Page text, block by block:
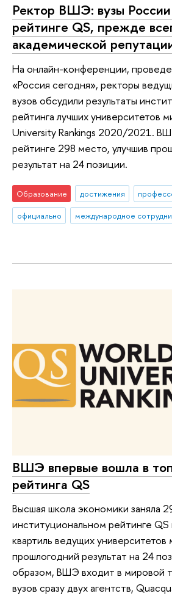
Ректор ВШЭ: вузы России
рейтинге QS, прежде
академической
На онлайн-конференции,
«Россия сегодня», ректоры
вузов обсудили результаты
рейтинга лучших университетов
University Rankings 2020/2021.
рейтинге 298 место, улучшив
результат на 24 позиции.
Образование достижения
официально
международное
ВШЭ впервые вошла в
рейтинга QS
Высшая школа экономики заняла
институциональном рейтинге
квартиль ведущих университетов
прошлогодний результат на 24
образом, ВШЭ входит в мировой
вузов сразу двух агентств,